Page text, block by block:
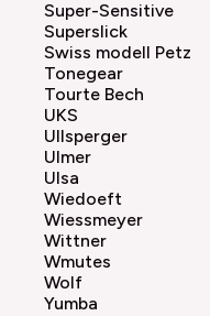
Super-Sensitive
Superslick
Swiss modell Petz
Tonegear
Tourte Bech
UKS
Ullsperger
Ulmer
Ulsa
Wiedoeft
Wiessmeyer
Wittner
Wmutes
Wolf
Yumba